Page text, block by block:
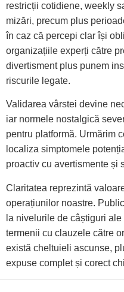
restricții cotidiene, weekly
mizări, precum plus
în caz că percepi clar își
organizațiile experți către
divertisment plus punem
riscurile legate.
Validarea vârstei devine
iar normele nostalgică
pentru platformă. Urmărim
localiza simptomele
proactiv cu avertismente și
Claritatea reprezintă
operațiunilor noastre.
la nivelurile de câștiguri
termenii cu clauzele către
există cheltuieli ascunse,
expuse complet și corect